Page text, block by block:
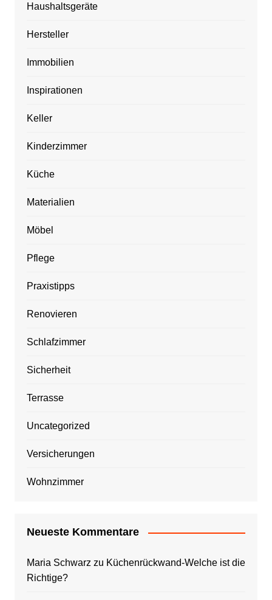
Haushaltsgeräte
Hersteller
Immobilien
Inspirationen
Keller
Kinderzimmer
Küche
Materialien
Möbel
Pflege
Praxistipps
Renovieren
Schlafzimmer
Sicherheit
Terrasse
Uncategorized
Versicherungen
Wohnzimmer
Neueste Kommentare
Maria Schwarz zu Küchenrückwand-Welche ist die
Richtige?